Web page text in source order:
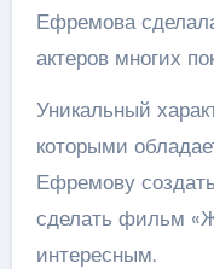
Ефремова
актеров многих
Уникальный
которыми
Ефремову
сделать фильм
интересным.